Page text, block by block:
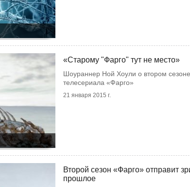
«Старому "Фарго" тут не место»
Шоураннер Ной Хоули о втором сезоне
телесериала «Фарго»
21 января 2015 г.
Второй сезон «Фарго» отправит
прошлое